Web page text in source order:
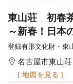
東山荘 初春
～新春！日本
登録有形文化財・東
名古屋市東山荘
[ 地図を見る ]